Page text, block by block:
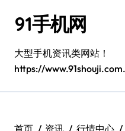
91手机网
大型手机资讯类网站！
https://
首页 资讯 行情中心